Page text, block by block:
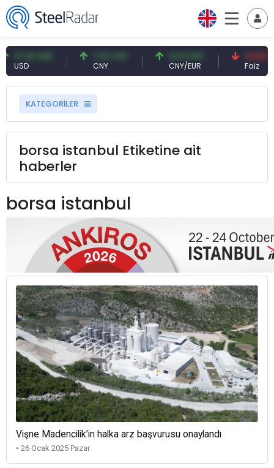
7,10 CNY
CNY
0,13 CNY
CNY/EUR
41,53 TRY
Faiz
KATEGORİLER
borsa istanbul Etiketine ait
haberler
borsa istanbul
Vişne Madencilik’in halka arz başvurusu onaylandı
• 26 Ocak 2025 Pazar